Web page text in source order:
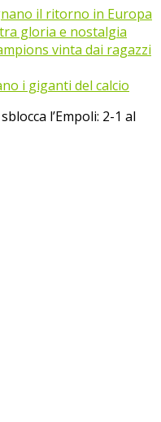
il ritorno in Europa
gloria e nostalgia
vinta dai ragazzi
i giganti del calcio
l’Empoli: 2-1 al